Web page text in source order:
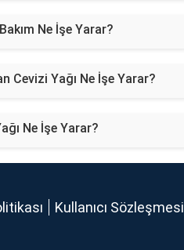
Ne İşe Yarar?
Cevizi Yağı Ne İşe Yarar?
Ne İşe Yarar?
Kullanıcı Sözleşmesi